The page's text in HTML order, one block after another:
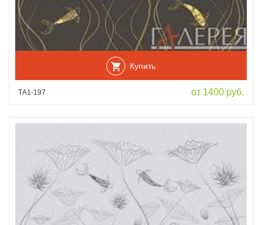
Купить
ТА1-197 от 1400 руб.